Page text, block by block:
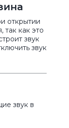
открытии
так как это
звук
звук
звук в